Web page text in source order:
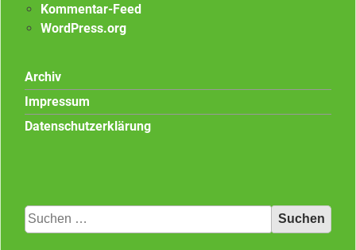
Kommentar-Feed
WordPress.org
Archiv
Impressum
Datenschutzerklärung
Suchen
nach: